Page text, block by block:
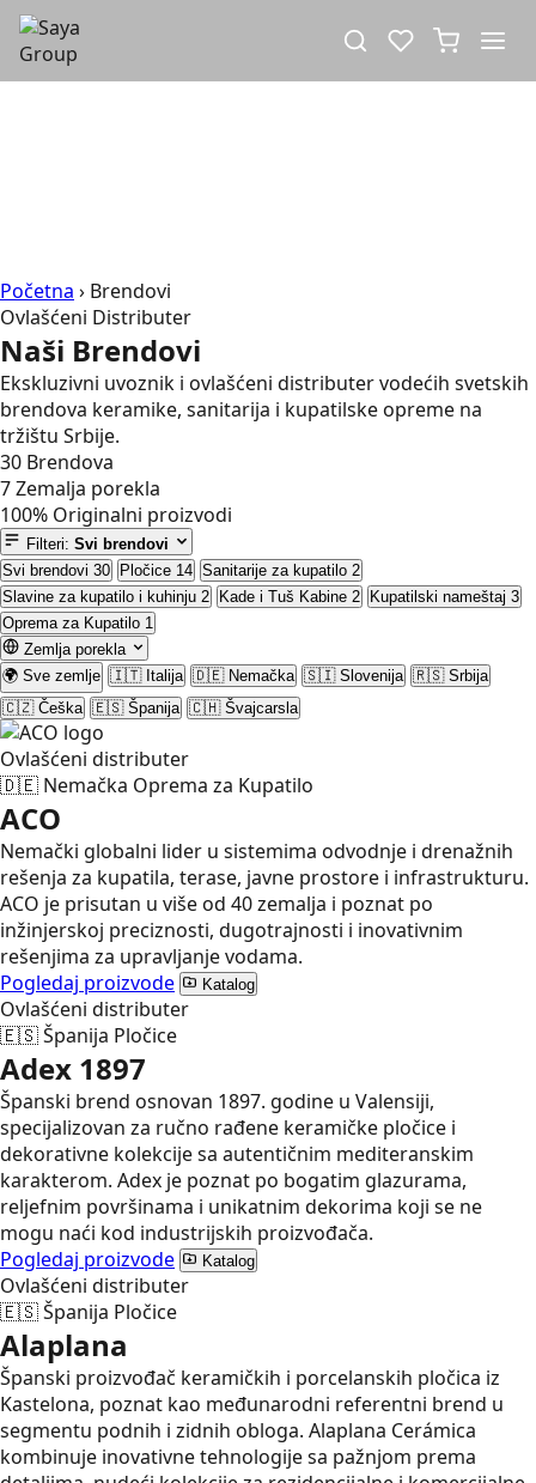
Početna › Brendovi
Ovlašćeni Distributer
Naši Brendovi
Ekskluzivni uvoznik i ovlašćeni distributer vodećih svetskih
brendova keramike, sanitarija i kupatilske opreme na
tržištu Srbije.
30 Brendova
7Zemalja porekla
100% Originalni proizvodi
Filteri: Svi brendovi
Svi brendovi 30 Pločice 14 Sanitarije za kupatilo 2
Slavine za kupatilo i kuhinju 2 Kade i Tuš Kabine 2 Kupatilski nameštaj 3
Oprema za Kupatilo 1
Zemlja porekla
🌍 Sve zemlje 🇮🇹 Italija 🇩🇪 Nemačka 🇸🇮 Slovenija 🇷🇸 Srbija
🇨🇿 Češka 🇪🇸 Španija 🇨🇭 Švajcarsla
Ovlašćeni distributer
🇩🇪 Nemačka Oprema za Kupatilo
ACO
Nemački globalni lider u sistemima odvodnje i drenažnih
rešenja za kupatila, terase, javne prostore i infrastrukturu.
ACO je prisutan u više od 40 zemalja i poznat po
inžinjerskoj preciznosti, dugotrajnosti i inovativnim
rešenjima za upravljanje vodama.
Pogledaj proizvode
Katalog
Ovlašćeni distributer
🇪🇸Španija Pločice
Adex 1897
Španski brend osnovan 1897. godine u Valensiji,
specijalizovan za ručno rađene keramičke pločice i
dekorativne kolekcije sa autentičnim mediteranskim
karakterom. Adex je poznat po bogatim glazurama,
reljefnim površinama i unikatnim dekorima koji se ne
mogu naći kod industrijskih proizvođača.
Pogledaj proizvode
Katalog
Ovlašćeni distributer
🇪🇸Španija Pločice
Alaplana
Španski proizvođač keramičkih i porcelanskih pločica iz
Kastelona, poznat kao međunarodni referentni brend u
segmentu podnih i zidnih obloga. Alaplana Cerámica
kombinuje inovativne tehnologije sa pažnjom prema